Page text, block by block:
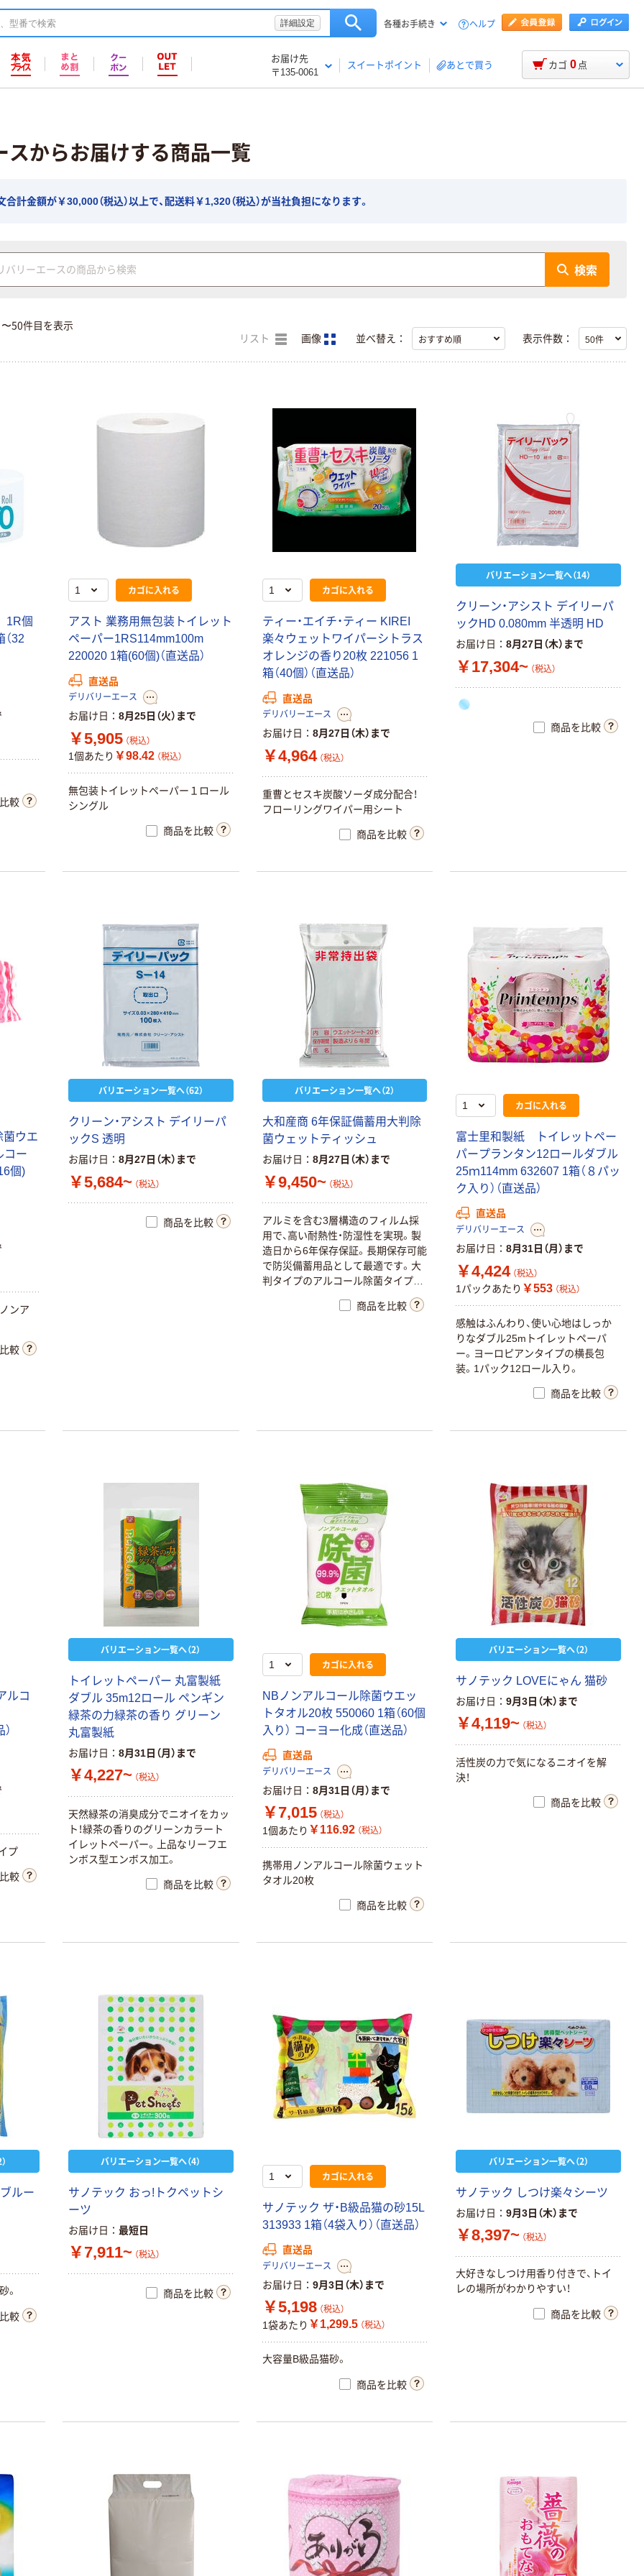
詳細設定 各種お手続き ヘルプ
お届け先
〒135-0061
スイートポイント あとで買う カゴ 0 点
スからお届けする商品一覧
計金額が￥30,000（税込）以上で、配送料￥1,320（税込）が当社負担になります。
検索
50件目を表示
リスト 画像 並べ替え： 表示件数：
1R個
（32
較
カゴに入れる
ア ス ト 業務用 無包装トイ レ ッ ト
ペーパー1RS114mm100m
220020 1箱(60個)（直送品）
直送品
デリバリーエース
お届け日 8月25日（火）まで
￥5,905 （税込）
1個あたり ￥98.42 （税込）
無包装トイ レッ トペーパー １ ロール
シングル
商品を比較
カゴに入れる
ティ ー・エイチ・ティ ー K RE
楽々 ウ ェ ッ ト ワイパーシ ト ラ ス
オ レ ンジの香 り 20枚 221056 1
箱 （40個 ） （直送品）
直送品
デリバリーエース
お届け日 8月27日（木）まで
￥4,964 （税込）
重曹とセスキ炭酸ソーダ成分配合！
フ ロー リ ングワイ パー用シー ト
商品を比較
バリエーション一覧へ（14）
ク リ ー ン・ アシ ス ト デイ リ ーパ
ック H D 0.080mm 半透明 H D
お届け日 8月27日（木）まで
￥17,304~ （税込）
商品を比較
菌ウエ
コー
6個)
ノ ンア
較
バリエーション一覧へ（62）
ク リ ー ン・ アシ ス ト デイ リ ーパ
ックS 透明
お届け日 8月27日（木）まで
￥5,684~ （税込）
商品を比較
バリエーション一覧へ（2）
大和産商 6年保証備蓄用 大判 除
菌ウ ェ ッ トティ ッシ ュ
お届け日 8月27日（木）まで
￥9,450~ （税込）
アルミを含む3層構造のフ ィ ルム採
用で、 高い耐熱性・ 防湿性を実現。 製
造日から6年保存保証。 長期保存可能
で防災備蓄用品と して最適です。 大
判 タイプのアルコール除菌タイプに
商品を比較
カゴに入れる
富士里和製紙 トイ レ ッ トペー
パープラ ンタ ン12ロールダブル
25ｍ114mm 632607 1箱 （ ８ パッ
ク 入 り ） （直送品）
直送品
デリバリーエース
お届け日 8月31日（月）まで
￥4,424 （税込）
1パックあたり ￥553 （税込）
感触はふんわ り 、使い心地は しっか
り なダブル25m トイ レッ トペーパ
ー。 ヨーロ ピアンタイプの横長包
装。 1 パック1 2ロール入 り。
商品を比較
ルコ
）
プ
較
バリエーション一覧へ（2）
トイ レ ッ トペーパー 丸富製紙
ダブル 35m12ロール ペ ンギ ン
緑茶の力緑茶の香 り グリ ー ン
丸富製紙
お届け日 8月31日（月）まで
￥4,227~ （税込）
天然緑茶の消臭成分でニオイをカ ッ
ト ！緑茶の香り のグ リ ーンカ ラー ト
イ レッ トペーパー。 上品な リ ーフエ
ンボス型エンボス加工。
商品を比較
カゴに入れる
N B ノ ンアルコール 除菌ウエ ッ
トタオル20枚 550060 1箱 （60個
入 り ） コーヨー化成（直送品）
直送品
デリバリーエース
お届け日 8月31日（月）まで
￥7,015 （税込）
1個あたり ￥116.92 （税込）
携帯用 ノ ンアルコール除菌ウェ ッ ト
タオル20枚
商品を比較
バリエーション一覧へ（2）
サ ノ テ ック LOVEにゃ ん 猫砂
お届け日 9月3日（木）まで
￥4,119~ （税込）
活性炭の力で気になるニオイを解
決！
商品を比較
ブルー
砂。
較
バリエーション一覧へ（4）
サ ノ テ ック おっ! トクペ ッ トシ
ーツ
お届け日 最短日
￥7,911~ （税込）
商品を比較
カゴに入れる
サ ノ テ ック ザ・ B級品猫の砂15L
313933 1箱 （4袋入 り ） （直送品）
直送品
デリバリーエース
お届け日 9月3日（木）まで
￥5,198 （税込）
1袋あたり ￥1,299.5 （税込）
大容量B級品猫砂。
商品を比較
バリエーション一覧へ（2）
サ ノ テ ック しつけ楽々シーツ
お届け日 9月3日（木）まで
￥8,397~ （税込）
大好きな しつけ用香り付きで、 トイ
レの場所がわかり やすい！
商品を比較
大塚製薬工場
経口補水液 オー
エスワン（OS-1）
￥159~ （税込）
本気プライス
ニチバン セロテ
ープ 大巻
本気プライス
ノミータイプ
A4タテ(コクヨ
￥115~
トイレットペー
パー シングル
本気プライス
く ふせん
50×15mm
￥386~ （税込）
富士フイルム
INS MINI 13
￥12,100~
（税込）
富士フイルム チ
キフィルム INS
MINI JP1 1パッ